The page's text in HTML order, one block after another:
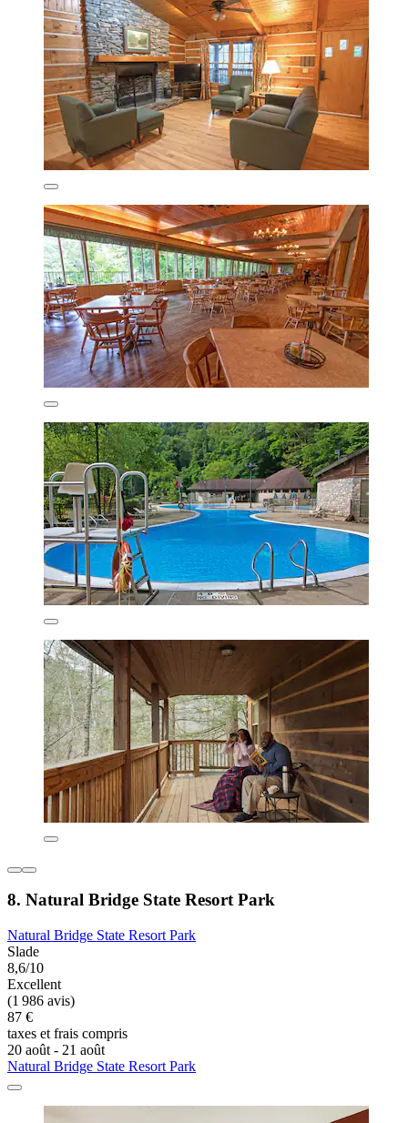
8. Natural Bridge State Resort Park
Natural Bridge State Resort Park
Slade
8,6/10
Excellent
(1 986 avis)
87 €
taxes et frais compris
20 août - 21 août
Natural Bridge State Resort Park